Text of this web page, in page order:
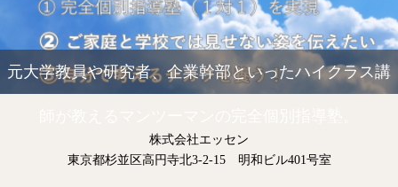
元大学教員や研究者、企業幹部といったハイクラス講
株式会社エッセン
東京都杉並区高円寺北3-2-15 明和ビル401号室